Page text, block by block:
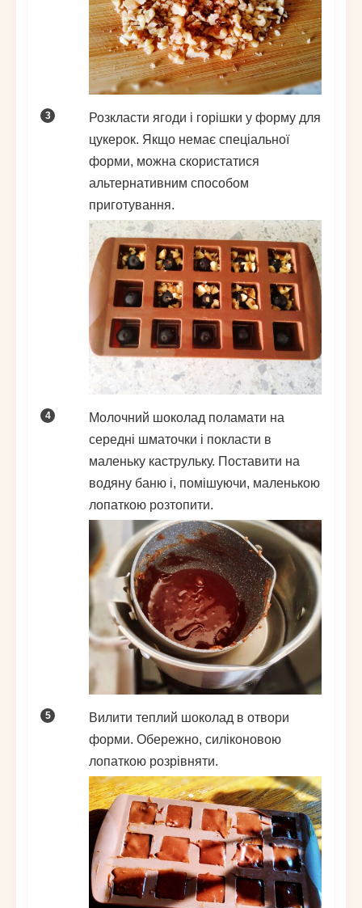
Розкласти ягоди і горішки у форму для
цукерок. Якщо немає спеціальної
форми, можна скористатися
альтернативним способом
приготування.
Молочний шоколад поламати на
середні шматочки і покласти в
маленьку каструльку. Поставити на
водяну баню і, помішуючи, маленькою
лопаткою розтопити.
Вилити теплий шоколад в отвори
форми. Обережно, силіконовою
лопаткою розрівняти.